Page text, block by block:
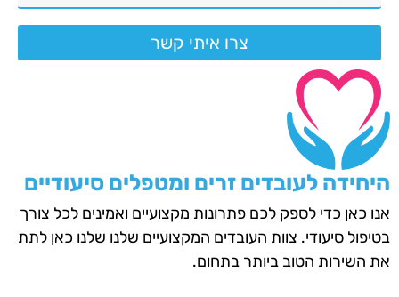
צרו איתי קשר
היחידה לעובדים זרים ומטפלים סיעודיים
אנו כאן כדי לספק לכם פתרונות מקצועיים ואמינים לכל צורך
בטיפול סיעודי. צוות העובדים המקצועיים שלנו שלנו כאן לתת
את השירות הטוב ביותר בתחום.